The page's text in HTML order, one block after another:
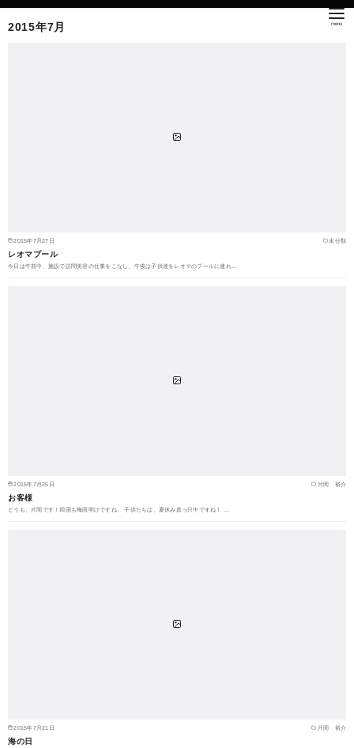
2015年7月
2015年7月27日 未分類
レオマプール
今日は午前中、施設で訪問美容の仕事をこなし、午後は子供達をレオマのプールに連れ…
2015年7月25日 片岡 裕介
お客様
どうも、片岡です！四国も梅雨明けですね。 子供たちは、夏休み真っ只中ですね！ …
2015年7月21日 片岡 裕介
海の日